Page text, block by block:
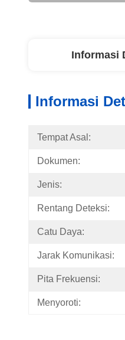
Informasi
Informasi
Tempat Asal:
Dokumen:
Jenis:
Rentang Deteksi:
Catu Daya:
Jarak Komunikasi:
Pita Frekuensi:
Menyoroti: